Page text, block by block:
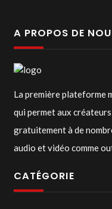
A PROPOS DE
La première plateforme
qui permet aux
gratuitement à de
audio et vidéo comme
CATÉGORIE